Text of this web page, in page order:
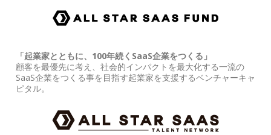
「起業家とともに、100年続くSaaS企業をつくる」
顧客を最優先に考え、社会的インパクトを最大化する一流の
SaaS企業をつくる事を目指す起業家を支援するベンチャーキャ
ピタル。